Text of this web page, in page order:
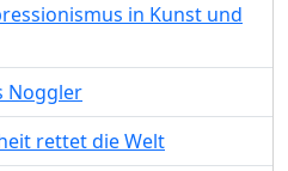
in Kunst und
Noggler
rettet die Welt